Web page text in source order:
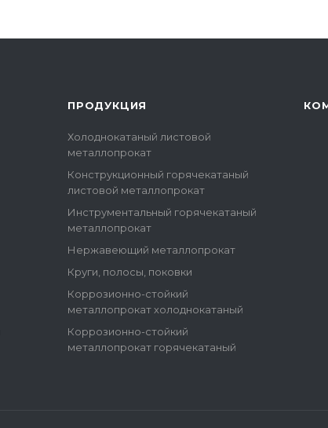
ПРОДУКЦИЯ
Холоднокатаный листовой
металлопрокат
Конструкционный горячекатаный
листовой металлопрокат
Инструментальный горячекатаный
металлопрокат
Нержавеющий металлопрокат
Круги, полосы, поковки
Коррозионно-стойкий
металлопрокат холоднокатаный
Коррозионно-стойкий
металлопрокат горячекатаный